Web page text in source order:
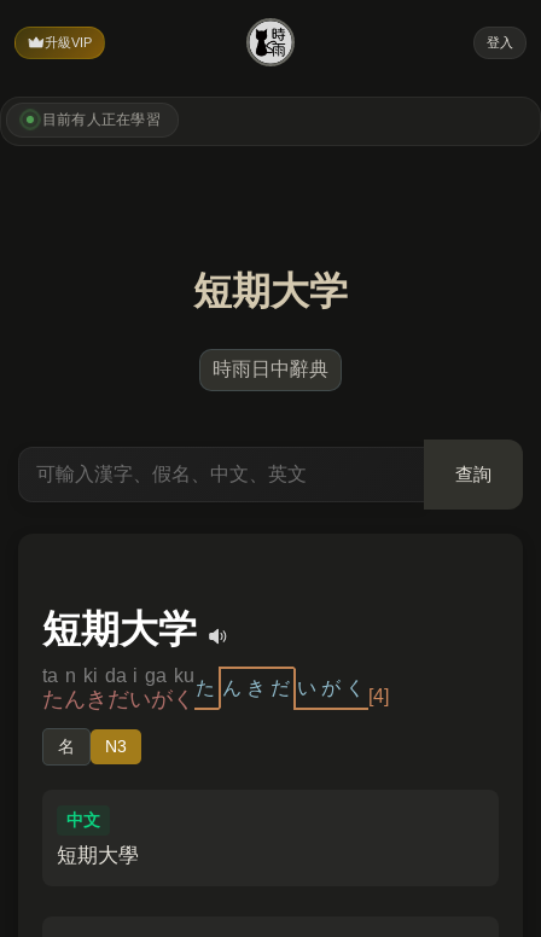
升級VIP 登入
目前有 人正在學習
短期大学
時雨日中辭典
查詢
短期大学
ta n ki da i ga ku
たんきだいがく た ん き だ い が く [4]
名 N3
中文
短期大學